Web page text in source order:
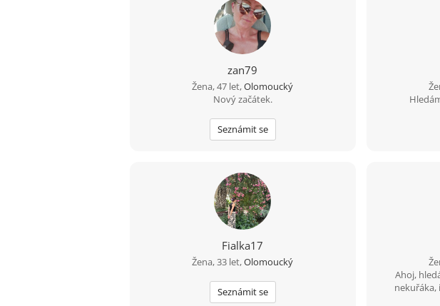
zan79
Žena, 47 let,Olomoucký
Nový začátek.
Seznámit se
Fialka17
Žena, 33 let,Olomoucký
Seznámit se
Ahoj,
nekuřáka,